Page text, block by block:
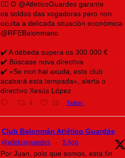
🤾‍♀️ O @AtleticoGuardes garante
os soldos das xogadoras pero non
oculta a delicada situación económica
@RFEBalonmano
✔️ A débeda supera os 300.000 €
✔️ Búscase nova directiva
✔️ «Se non hai axuda, este club
acabará esta tempada», alerta o
directivo Xesús López
4 10 Twitter
Club Balonmán Atlético Guardés
@atleticoguardes · 5 Ago
Por Juan, polo que somos, esta fin